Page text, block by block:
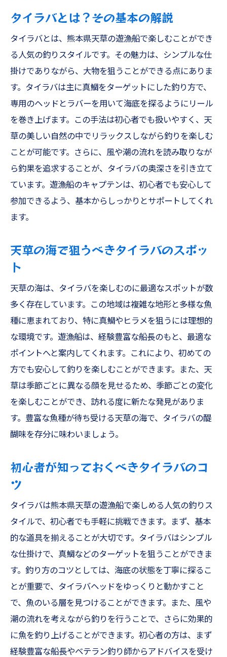
熊本の海でジギングを楽しむための準備
大物を狙う！ジギングでの釣り方ガイド
ジギングに適した熊本の海域とその特徴
ジギング初心者向けのアドバイス
ジギングで大物を釣るためのテクニック
アジングとは？その魅力と基本
天草でアジングを楽しむためのスポット選
び
初心者でも安心！アジングの基礎知識
アジングの楽しみ方とその魅力
テンヤ釣りの基本と魅力
ワタリガニ釣りに必要なテンヤの知識
天草でのテンヤ釣りスポット情報
ワタリガニ釣りの楽しさを最大限に味わう
天草の海でテンヤ釣りを楽しむコツ
船フカセで狙うヒラメとアコウの釣り旅
船フカセの基本とその魅力
ヒラメとアコウを狙う船フカセのテクニッ
天草でおすすめの船フカセ釣りスポット
船フカセで釣れる魚種とその特徴
プロが教える船フカセの攻略法
太刀魚釣りを熊本の遊漁船で満喫しよう
熊本で太刀魚釣りを楽しむための準備
太刀魚釣りのおすすめスポットと時期
初心者向け太刀魚釣りのアドバイス
太刀魚釣りを成功させるためのポイント
熊本の海での太刀魚釣りの楽しさ
タイラバとは？その基本の解説
タイラバとは、熊本県天草の遊漁船で楽しむことができ
る人気の釣りスタイルです。その魅力は、シンプルな仕
掛けでありながら、大物を狙うことができる点にありま
す。タイラバは主に真鯛をターゲットにした釣り方で、
専用のヘッドとラバーを用いて海底を探るようにリール
を巻き上げます。この手法は初心者でも扱いやすく、天
草の美しい自然の中でリラックスしながら釣りを楽しむ
ことが可能です。さらに、風や潮の流れを読み取りなが
ら釣果を追求することが、タイラバの奥深さを引き立て
ています。遊漁船のキャプテンは、初心者でも安心して
参加できるよう、基本からしっかりとサポートしてくれ
ます。
天草の海で狙うべきタイラバのスポッ
ト
天草の海は、タイラバを楽しむのに最適なスポットが数
多く存在しています。この地域は複雑な地形と多様な魚
種に恵まれており、特に真鯛やヒラメを狙うには理想的
な環境です。遊漁船は、経験豊富な船長のもと、最適な
ポイントへと案内してくれます。これにより、初めての
方でも安心して釣りを楽しむことができます。また、天
草は季節ごとに異なる顔を見せるため、季節ごとの変化
を楽しむことができ、訪れる度に新たな発見がありま
す。豊富な魚種が待ち受ける天草の海で、タイラバの醍
醐味を存分に味わいましょう。
初心者が知っておくべきタイラバのコ
ツ
タイラバは熊本県天草の遊漁船で楽しめる人気の釣りス
タイルで、初心者でも手軽に挑戦できます。まず、基本
的な道具を揃えることが大切です。タイラバはシンプル
な仕掛けで、真鯛などのターゲットを狙うことができま
す。釣り方のコツとしては、海底の状態を丁寧に探るこ
とが重要で、タイラバヘッドをゆっくりと動かすこと
で、魚のいる層を見つけることができます。また、風や
潮の流れを考えながら釣りを行うことで、さらに効果的
に魚を釣り上げることができます。初心者の方は、まず
経験豊富な船長やベテラン釣り師からアドバイスを受け